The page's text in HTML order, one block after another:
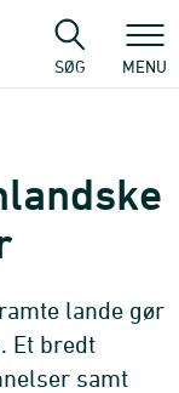
SØG MENU
lande gør
Et bredt
samt